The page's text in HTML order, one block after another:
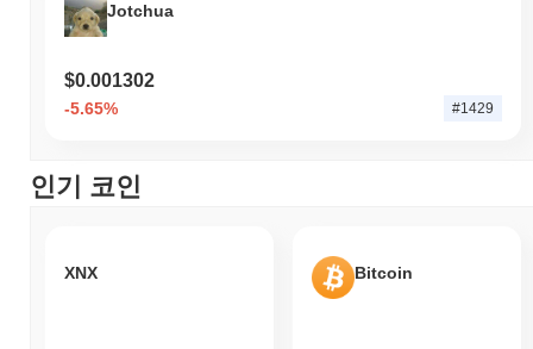
Jotchua
$0.001302
-5.65% #1429
인기 코인
XNX Bitcoin